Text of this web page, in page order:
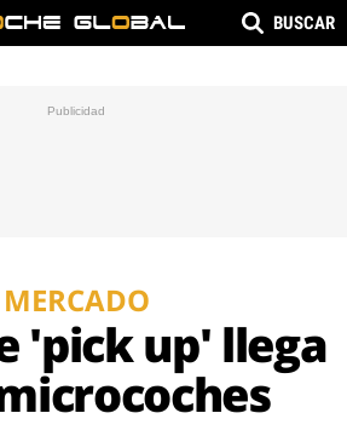
BUSCAR
MERCADO
'pick up' llega